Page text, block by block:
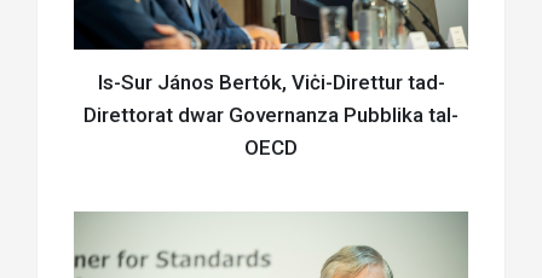
Is-Sur János Bertók, Viċi-Direttur tad-
Direttorat dwar Governanza Pubblika tal-
OECD